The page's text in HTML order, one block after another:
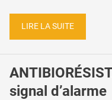
LIRE LA SUITE
signal d’alarme